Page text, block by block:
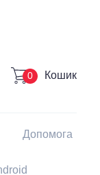
Кошик
0
Допомога